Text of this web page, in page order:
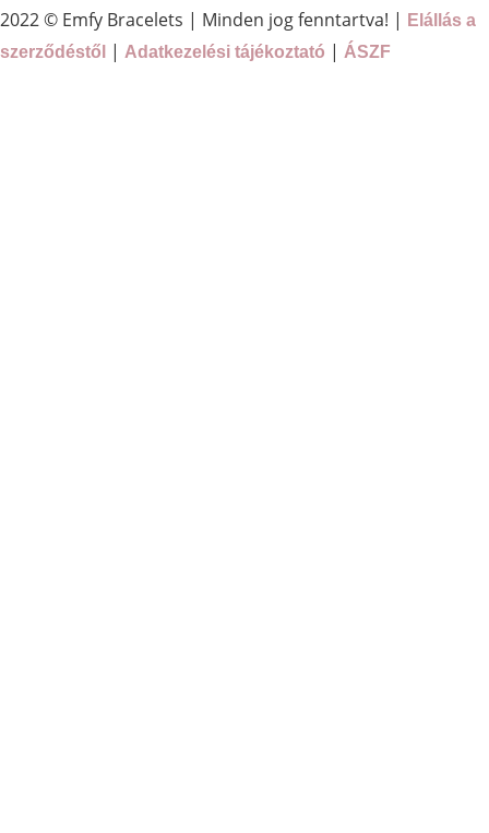
2022 © Emfy Bracelets | Minden jog fenntartva! |
Elállás a
szerződéstől
| Adatkezelési tájékoztató | ÁSZF